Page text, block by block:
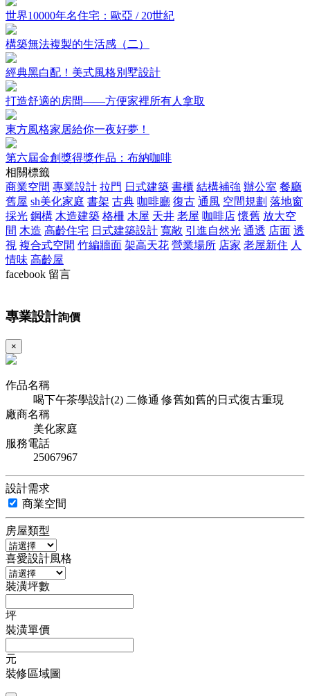
世界10000年名住宅：歐亞 / 20世紀
構築無法複製的生活感（二）
經典黑白配！美式風格別墅設計
打造舒適的房間——方便家裡所有人拿取
東方風格家居給你一夜好夢！
第六屆金創獎得獎作品：布納咖啡
相關標籤
商業空間 專業設計 拉門 日式建築 書櫃 結構補強 辦公室 餐廳
舊屋 sh美化家庭 書架 古典 咖啡廳 復古 通風 空間規劃 落地窗
採光 鋼構 木造建築 格柵 木屋 天井 老屋 咖啡店 懷舊 放大空
間 木造 高齡住宅 日式建築設計 寬敞 引進自然光 通透 店面 透
視 複合式空間 竹編牆面 架高天花 營業場所 店家 老屋新住 人
情味 高齡屋
facebook 留言
專業設計詢價
×
作品名稱
喝下午茶學設計(2) 二條通 修舊如舊的日式復古重現
廠商名稱
美化家庭
服務電話
25067967
設計需求
商業空間
房屋類型
喜愛設計風格
裝潢坪數
坪
裝潢單價
元
裝修區域圖